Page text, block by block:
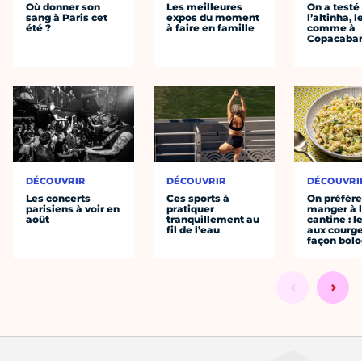
Où donner son
sang à Paris cet
été ?
DÉCOUVRIR
Les concerts
parisiens à voir en
août
Les meilleures
expos du moment
à faire en famille
DÉCOUVRIR
Ces sports à
pratiquer
tranquillement au
fil de l’eau
On a testé
l’altinha,
comme à
On préfère
manger à
cantine :
aux
façon